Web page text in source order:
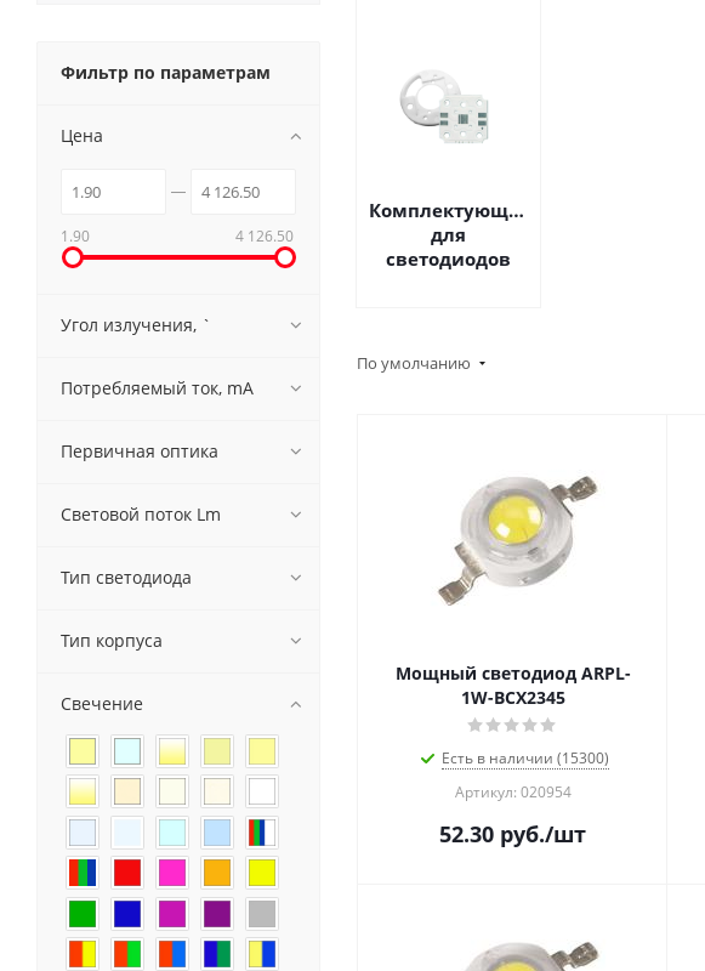
Комплектующие
для
светодиодов
По умолчанию
Мощный светодиод ARPL-
1W-BCX2345
Есть в наличии (15300)
Артикул: 020954
52.30 руб./шт
Фильтр по параметрам
Цена
1.90 4 126.50
Угол излучения, `
Потребляемый ток, mA
Первичная оптика
Световой поток Lm
Тип светодиода
Тип корпуса
Свечение